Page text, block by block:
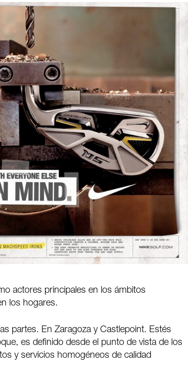
actores principales en los ámbitos
los hogares.
partes. En Zaragoza y Castlepoint. Estés
es definido desde el punto de vista de los
y servicios homogéneos de calidad